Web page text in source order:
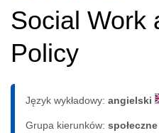
Social Work
Policy
Język wykładowy: angielski
Grupa kierunków: społeczne